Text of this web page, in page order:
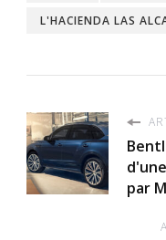
L'HACIENDA LAS
par